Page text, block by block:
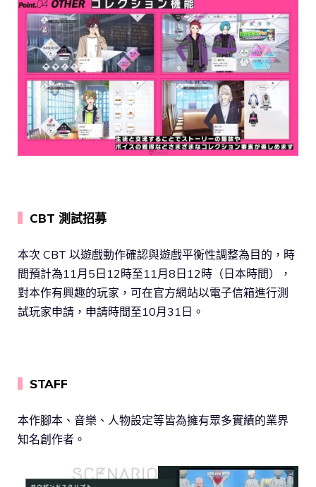
CBT 測試招募
本次 CBT 以遊戲動作確認與遊戲平衡性調整為目的，時
間預計為11月5日12時至11月8日12時（日本時間），
對本作有興趣的玩家，可在官方網站以電子信箱進行測
試玩家申請，申請時間至10月31日。
STAFF
本作腳本、音樂、人物設定等皆為擁有眾多實績的業界
知名創作者。